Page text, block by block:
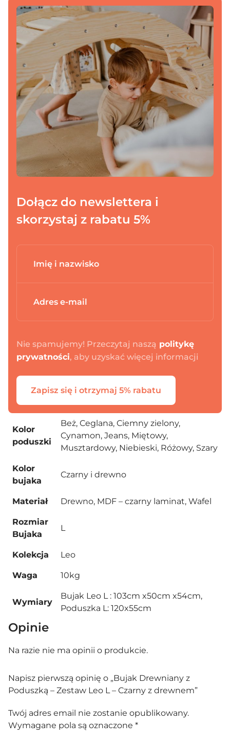
Dołącz do newslettera i
skorzystaj z rabatu 5%
Nie spamujemy! Przeczytaj naszą politykę
prywatności, aby uzyskać więcej informacji
Zapisz się i otrzymaj 5% rabatu
Kolor
poduszki
Beż, Ceglana, Ciemny zielony,
Cynamon, Jeans, Miętowy,
Musztardowy, Niebieski, Różowy, Szary
Kolor
bujaka
Czarny i drewno
Materiał Drewno, MDF – czarny laminat, Wafel
Rozmiar
Bujaka
L
Kolekcja Leo
Waga 10kg
Wymiary
Bujak Leo L : 103cm x50cm x54cm,
Poduszka L: 120x55cm
Opinie
Na razie nie ma opinii o produkcie.
Napisz pierwszą opinię o „Bujak Drewniany z
Poduszką – Zestaw Leo L – Czarny z drewnem”
Twój adres email nie zostanie opublikowany.
Wymagane pola są oznaczone *
Dodano do koszyka
PRZEJDŹ DO KOSZYKA